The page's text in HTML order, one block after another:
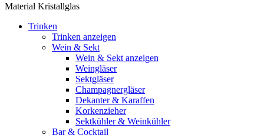
Material Kristallglas
Trinken
Trinken anzeigen
Wein & Sekt
Wein & Sekt anzeigen
Weingläser
Sektgläser
Champagnergläser
Dekanter & Karaffen
Korkenzieher
Sektkühler & Weinkühler
Bar & Cocktail